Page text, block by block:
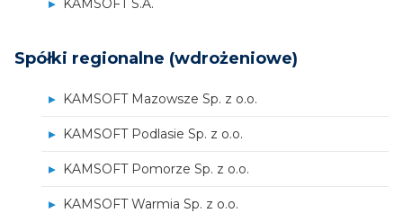
KAMSOFT S.A.
Spółki regionalne (wdrożeniowe)
KAMSOFT Mazowsze Sp. z o.o.
KAMSOFT Podlasie Sp. z o.o.
KAMSOFT Pomorze Sp. z o.o.
KAMSOFT Warmia Sp. z o.o.